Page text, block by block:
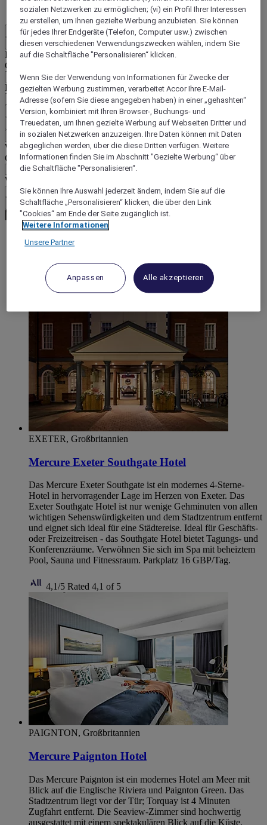
Mehr
DE
Zurück
Land und Sprache unten auswählen
Geografische Zone
Land/Region - Sprache
Mein Land und meine Sprache bestätigen
EUR (€)
Zurück
Währung unten auswählen
Geografische Zone
Währung
Meine Währung bestätigen
Europe
United Kingdom
Exmouth
EXETER, Großbritannien
Mercure Exeter Southgate Hotel
Das Mercure Exeter Southgate ist ein modernes 4-Sterne-
Hotel in hervorragender Lage im Herzen von Exeter. Das
Exeter Southgate Hotel ist nur wenige Gehminuten von allen
wichtigen Sehenswürdigkeiten und dem Stadtzentrum entfernt
und eignet sich ideal für eine Städtereise. Ideal für Geschäfts-
oder Freizeitreisen - das Southgate Hotel bietet Tagungs- und
Konferenzräume. Verwöhnen Sie sich im Spa mit beheiztem
Pool, Sauna und Fitnessraum. Parkplatz 16 GBP/Tag.
4,1/5 Rated 4,1 of 5
PAIGNTON, Großbritannien
Mercure Paignton Hotel
Das Mercure Paignton ist ein modernes Hotel am Meer mit
Blick auf die Englische Riviera und Paignton Green. Das
Stadtzentrum liegt vor der Tür; Torquay ist 4 Minuten
Zugfahrt entfernt. Die Seaview-Zimmer sind hochwertig
ausgestattet mit einem spektakulären Blick auf die Küste,
sozialen Netzwerken zu ermöglichen; (vi) ein Profil Ihrer Interessen
zu erstellen, um Ihnen gezielte Werbung anzubieten. Sie können
für jedes Ihrer Endgeräte (Telefon, Computer usw.) zwischen
diesen verschiedenen Verwendungszwecken wählen, indem Sie
auf die Schaltfläche "Personalisieren“ klicken.
Wenn Sie der Verwendung von Informationen für Zwecke der
gezielten Werbung zustimmen, verarbeitet Accor Ihre E-Mail-
Adresse (sofern Sie diese angegeben haben) in einer „gehashten“
Version, kombiniert mit Ihren Browser-, Buchungs- und
Treuedaten, um Ihnen gezielte Werbung auf Webseiten Dritter und
in sozialen Netzwerken anzuzeigen. Ihre Daten können mit Daten
abgeglichen werden, über die diese Dritten verfügen. Weitere
Informationen finden Sie im Abschnitt "Gezielte Werbung“ über
die Schaltfläche "Personalisieren“.
Sie können Ihre Auswahl jederzeit ändern, indem Sie auf die
Schaltfläche „Personalisieren“ klicken, die über den Link
"Cookies“ am Ende der Seite zugänglich ist.
Weitere Informationen
Unsere Partner
Anpassen Alle akzeptieren